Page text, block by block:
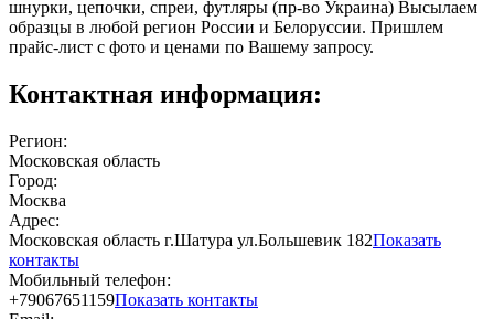
шнурки, цепочки, спреи, футляры (пр-во Украина) Высылаем
образцы в любой регион России и Белоруссии. Пришлем
прайс-лист с фото и ценами по Вашему запросу.
Контактная информация:
Регион:
Московская область
Город:
Москва
Адрес:
Московская область г.Шатура ул.Большевик 182Показать
контакты
Мобильный телефон:
+79067651159Показать контакты